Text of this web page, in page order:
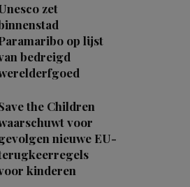
zet
op lijst
bedreigd
the Children
voor
nieuwe EU-
kinderen